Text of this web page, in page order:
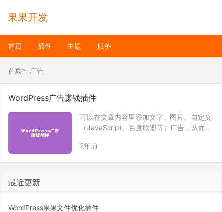
果果开发
首页 插件 主题 服务
首页 广告
WordPress广告赚钱插件
可以在文章内容里添加文字、图片、自定义
（JavaScript、百度联盟等）广告，从而实
2年前
最近更新
WordPress果果文件优化插件